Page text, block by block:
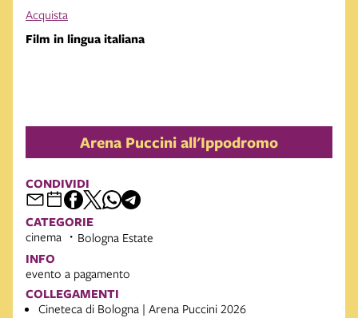
Acquista
Film in lingua italiana
Arena Puccini all'Ippodromo
CONDIVIDI
CATEGORIE
cinema Bologna Estate
INFO
evento a pagamento
COLLEGAMENTI
Cineteca di Bologna | Arena Puccini 2026